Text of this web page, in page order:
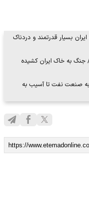
بسیار قدرتمند و دردناک
به خاک ایران کشیده
به صنعت نفت تا آسیب به